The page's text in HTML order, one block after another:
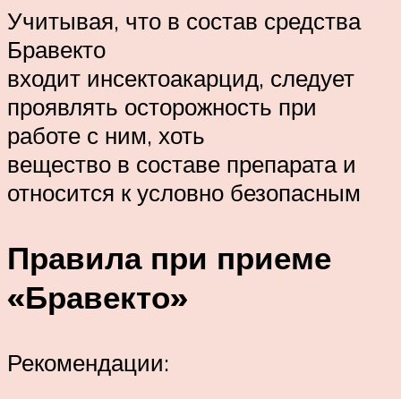
Учитывая, что в состав средства
Бравекто
входит инсектоакарцид, следует
проявлять осторожность при
работе с ним, хоть
вещество в составе препарата и
относится к условно безопасным
Правила при приеме
«Бравекто»
Рекомендации: